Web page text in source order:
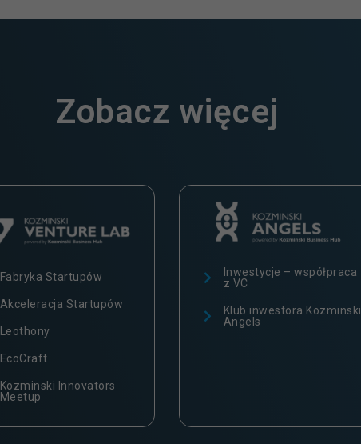
Zobacz więcej
Fabryka Startupów
Akceleracja Startupów
Leothony
EcoCraft
Kozminski Innovators
Meetup
Inwestycje – współpraca
z VC
Klub inwestora Kozminski
Angels